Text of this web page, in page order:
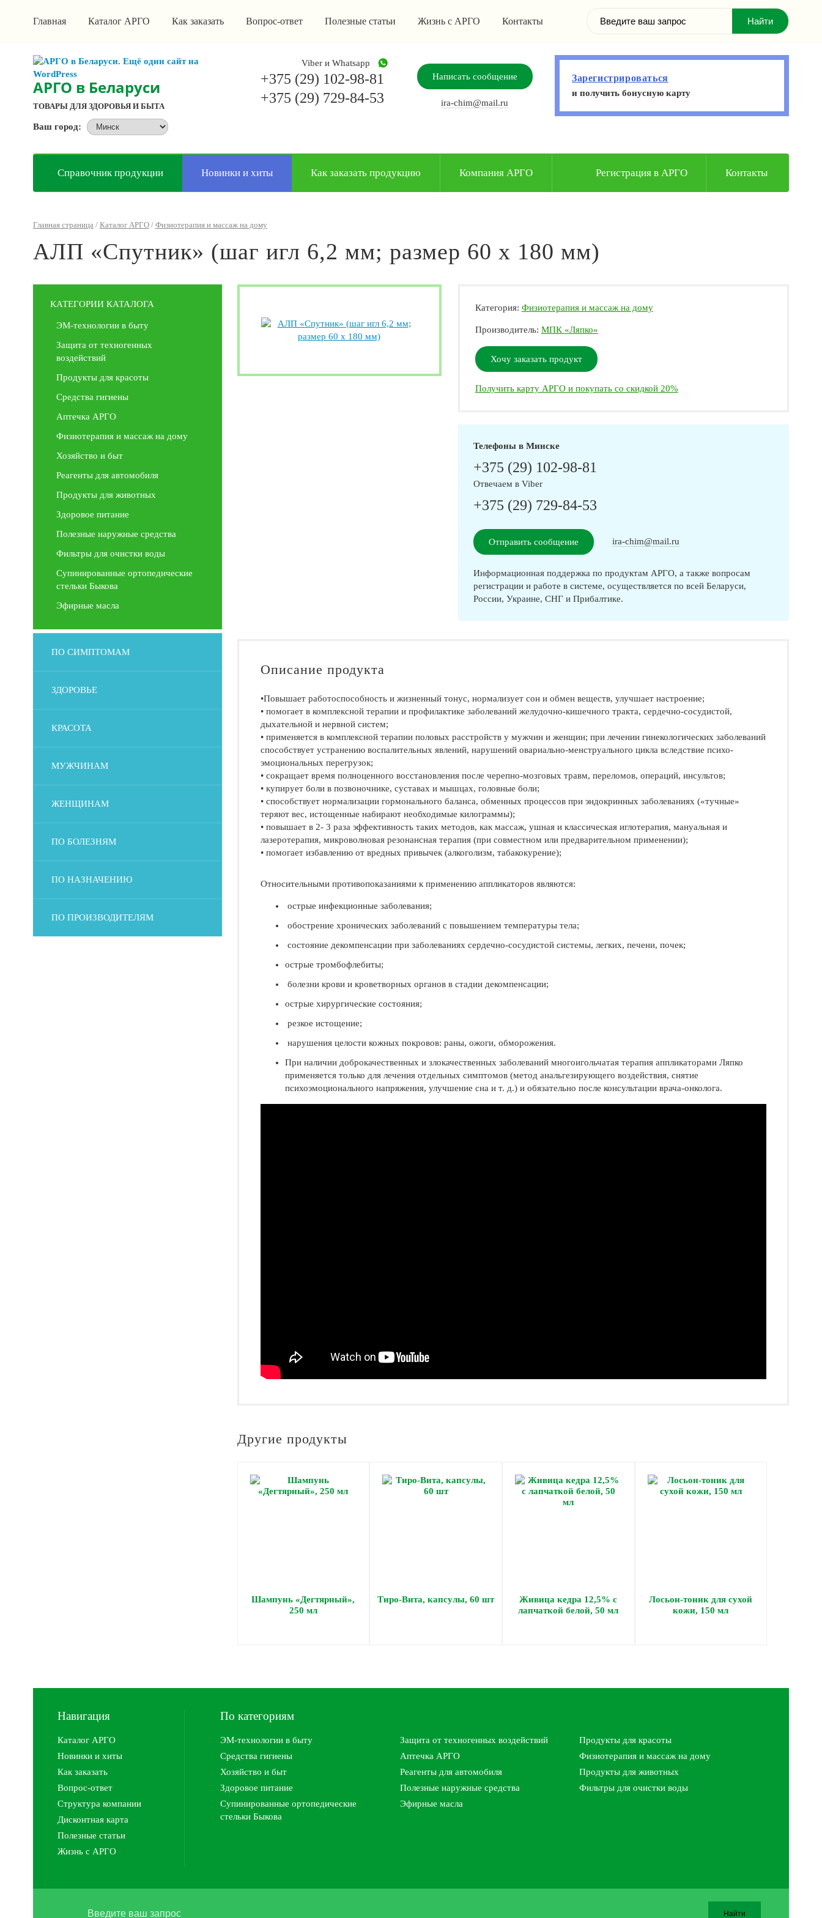
Главная Каталог АРГО Как заказать Вопрос-ответ Полезные статьи Жизнь с АРГО Контакты
АРГО в Беларуси
ТОВАРЫ ДЛЯ ЗДОРОВЬЯ И БЫТА
Ваш город:
Viber и Whatsapp
+375 (29) 102-98-81
+375 (29) 729-84-53
Написать сообщение
ira-chim@mail.ru
Зарегистрироваться
и получить бонусную карту
Справочник продукции Новинки и хиты Как заказать продукцию Компания АРГО Регистрация в АРГО Контакты
Главная страница/ Каталог АРГО/ Физиотерапия и массаж на дому
АЛП «Спутник» (шаг игл 6,2 мм; размер 60 х 180 мм)
Категория: Физиотерапия и массаж на дому
Производитель: МПК «Ляпко»
Хочу заказать продукт
Получить карту АРГО и покупать со скидкой 20%
Телефоны в Минске
+375 (29) 102-98-81
Отвечаем в Viber
+375 (29) 729-84-53
Отправить сообщение ira-chim@mail.ru
Информационная поддержка по продуктам АРГО, а также вопросам
регистрации и работе в системе, осуществляется по всей Беларуси,
России, Украине, СНГ и Прибалтике.
Описание продукта
•Повышает работоспособность и жизненный тонус, нормализует сон и обмен веществ, улучшает настроение;
• помогает в комплексной терапии и профилактике заболеваний желудочно-кишечного тракта, сердечно-сосудистой,
дыхательной и нервной систем;
• применяется в комплексной терапии половых расстройств у мужчин и женщин; при лечении гинекологических заболеваний
способствует устранению воспалительных явлений, нарушений овариально-менструального цикла вследствие психо-
эмоциональных перегрузок;
• сокращает время полноценного восстановления после черепно-мозговых травм, переломов, операций, инсультов;
• купирует боли в позвоночнике, суставах и мышцах, головные боли;
• способствует нормализации гормонального баланса, обменных процессов при эндокринных заболеваниях («тучные»
теряют вес, истощенные набирают необходимые килограммы);
• повышает в 2- 3 раза эффективность таких методов, как массаж, ушная и классическая иглотерапия, мануальная и
лазеротерапия, микроволновая резонансная терапия (при совместном или предварительном применении);
• помогает избавлению от вредных привычек (алкоголизм, табакокурение);
Относительными противопоказаниями к применению аппликаторов являются:
острые инфекционные заболевания;
обострение хронических заболеваний с повышением температуры тела;
состояние декомпенсации при заболеваниях сердечно-сосудистой системы, легких, печени, почек;
острые тромбофлебиты;
болезни крови и кроветворных органов в стадии декомпенсации;
острые хирургические состояния;
резкое истощение;
нарушения целости кожных покровов: раны, ожоги, обморожения.
При наличии доброкачественных и злокачественных заболеваний многоигольчатая терапия аппликаторами Ляпко
применяется только для лечения отдельных симптомов (метод анальгезирующего воздействия, снятие
психоэмоционального напряжения, улучшение сна и т. д.) и обязательно после консультации врача-онколога.
Другие продукты
Шампунь «Дегтярный»,
250 мл
Тиро-Вита, капсулы, 60 шт
Живица кедра 12,5% с
лапчаткой белой, 50 мл
Лосьон-тоник для сухой
кожи, 150 мл
КАТЕГОРИИ КАТАЛОГА
ЭМ-технологии в быту
Защита от техногенных
воздействий
Продукты для красоты
Средства гигиены
Аптечка АРГО
Физиотерапия и массаж на дому
Хозяйство и быт
Реагенты для автомобиля
Продукты для животных
Здоровое питание
Полезные наружные средства
Фильтры для очистки воды
Супинированные ортопедические
стельки Быкова
Эфирные масла
ПО СИМПТОМАМ
ЗДОРОВЬЕ
КРАСОТА
МУЖЧИНАМ
ЖЕНЩИНАМ
ПО БОЛЕЗНЯМ
ПО НАЗНАЧЕНИЮ
ПО ПРОИЗВОДИТЕЛЯМ
Навигация
Каталог АРГО
Новинки и хиты
Как заказать
Вопрос-ответ
Структура компании
Дисконтная карта
Полезные статьи
Жизнь с АРГО
По категориям
ЭМ-технологии в быту Защита от техногенных воздействий
Продукты для красоты
Средства гигиены
Аптечка АРГО
Физиотерапия и массаж на дому
Хозяйство и быт
Реагенты для автомобиля
Продукты для животных
Здоровое питание
Полезные наружные средства
Фильтры для очистки воды
Супинированные ортопедические
стельки Быкова
Эфирные масла